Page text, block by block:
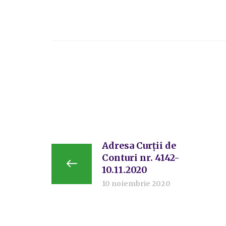
Adresa Curții de
Conturi nr. 4142-
10.11.2020
10 noiembrie 2020